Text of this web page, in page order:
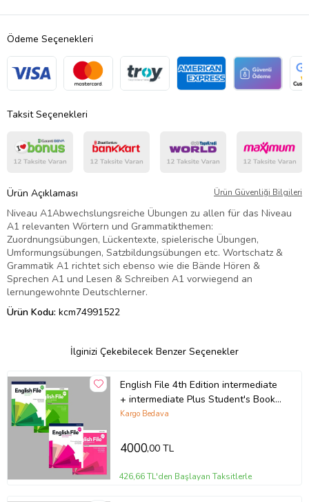
Ödeme Seçenekleri
Taksit Seçenekleri
Ürün Açıklaması Ürün Güvenliği Bilgileri
Niveau A1Abwechslungsreiche Übungen zu allen für das Niveau
A1 relevanten Wörtern und Grammatikthemen:
Zuordnungsübungen, Lückentexte, spielerische Übungen,
Umformungsübungen, Satzbildungsübungen etc. Wortschatz &
Grammatik A1 richtet sich ebenso wie die Bände Hören &
Sprechen A1 und Lesen & Schreiben A1 vorwiegend an
lernungewohnte Deutschlerner.
Ürün Kodu: kcm74991522
İlginizi Çekebilecek Benzer Seçenekler
English File 4th Edition intermediate
+ intermediate Plus Student's Book
With Online Practice + Workbook
Kargo Bedava
4000,00 TL
426,66 TL'den Başlayan Taksitlerle